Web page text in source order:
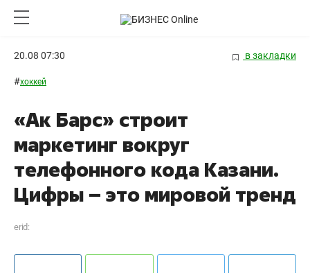
20.08 07:30 в закладки
#хоккей
«Ак Барс» строит
маркетинг вокруг
телефонного кода Казани.
Цифры – это мировой тренд
erid: